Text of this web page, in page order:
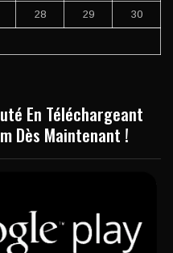
28 29 30
En Téléchargeant
Dès Maintenant !